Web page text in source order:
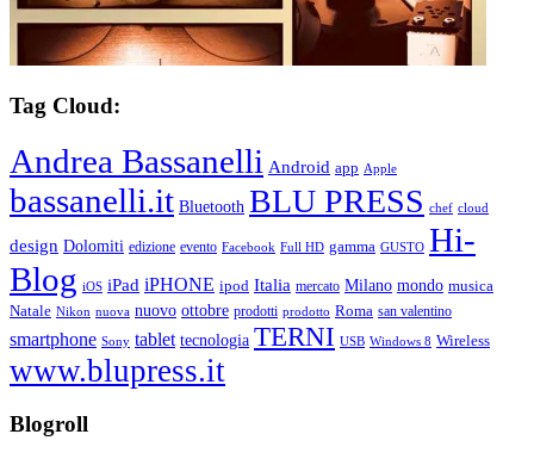
Tag Cloud:
Andrea Bassanelli Android app Apple
bassanelli.it Bluetooth BLU PRESS chef cloud
design Dolomiti edizione evento Facebook Full HD gamma GUSTO Hi-
Blog iOS iPad iPHONE ipod Italia mercato Milano mondo musica
Natale Nikon nuova nuovo ottobre prodotti prodotto Roma san valentino
smartphone Sony tablet tecnologia TERNI USB Windows 8 Wireless
www.blupress.it
Blogroll